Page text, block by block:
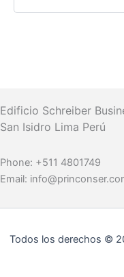
Edificio Schreiber
San Isidro Lima Perú
Phone: +511 4801749
Email:
Todos los derechos ©